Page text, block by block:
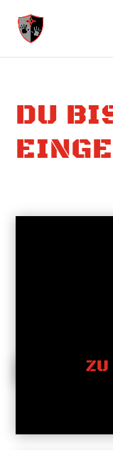
DU